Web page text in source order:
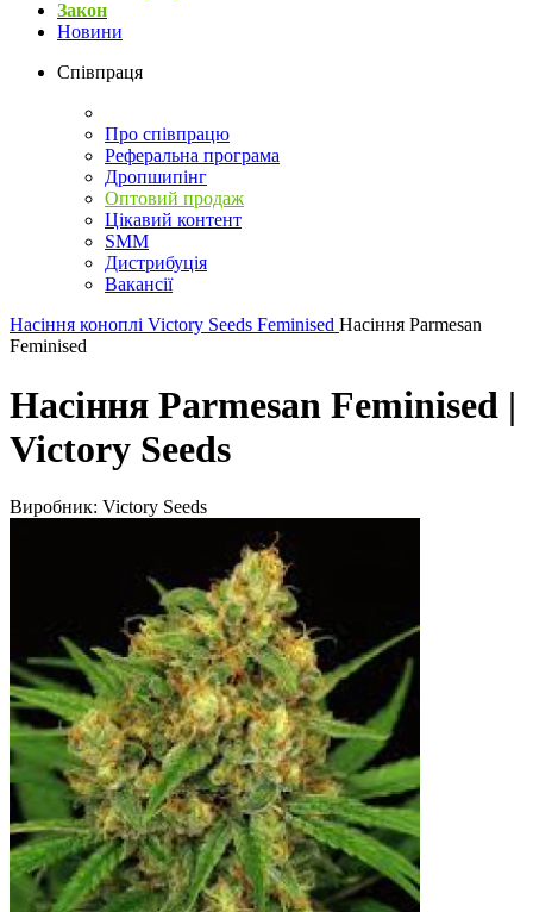
Закон
Новини
Співпраця
Про співпрацю
Реферальна програма
Дропшипінг
Оптовий продаж
Цікавий контент
SMM
Дистрибуція
Вакансії
Насіння коноплі Victory Seeds Feminised Насіння Parmesan
Feminised
Насіння Parmesan Feminised |
Victory Seeds
Виробник: Victory Seeds